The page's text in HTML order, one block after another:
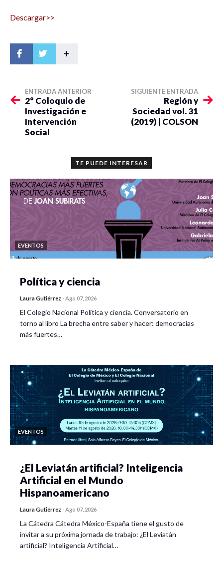
Descargar>>
+
ENTRADA ANTERIOR
2° Coloquio de
Investigación e
Intervención
Social
SIGUIENTE ENTRADA
Región y
Sociedad vol. 31
(2019) | COLSON
TE PUEDE INTERESAR
EVENTOS
Política y ciencia
Laura Gutiérrez -Ago 07, 2026
El Colegio Nacional Política y ciencia. Conversatorio en
torno al libro La brecha entre saber y hacer: democracias
más fuertes…
EVENTOS
¿El Leviatán artificial? Inteligencia
Artificial en el Mundo
Hispanoamericano
Laura Gutiérrez -Ago 07, 2026
La Cátedra Cátedra México-España tiene el gusto de
invitar a su próxima jornada de trabajo: ¿El Leviatán
artificial? Inteligencia Artificial…